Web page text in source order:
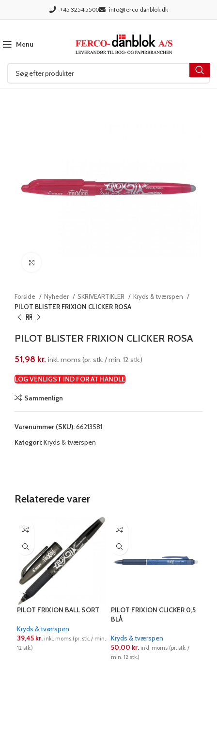
+45 3254 5500 info@ferco-danblok.dk
Menu
Forside Nyheder SKRIVEARTIKLER
Kryds & tværspen
PILOT BLISTER FRIXION CLICKER ROSA
PILOT BLISTER FRIXION CLICKER ROSA
51,98 kr. inkl. moms (pr. stk. / min. 12 stk.)
LOG VENLIGST IND FOR AT HANDLE
Sammenlign
Varenummer (SKU):66213581
Kategori:Kryds & tværspen
Relaterede varer
PILOT FRIXION BALL SORT
Kryds & tværspen
39,45 kr. inkl. moms (pr. stk. / min.
12 stk.)
PILOT FRIXION CLICKER 0,5
BLÅ
Kryds & tværspen
50,00 kr. inkl. moms (pr. stk. /
min. 12 stk.)